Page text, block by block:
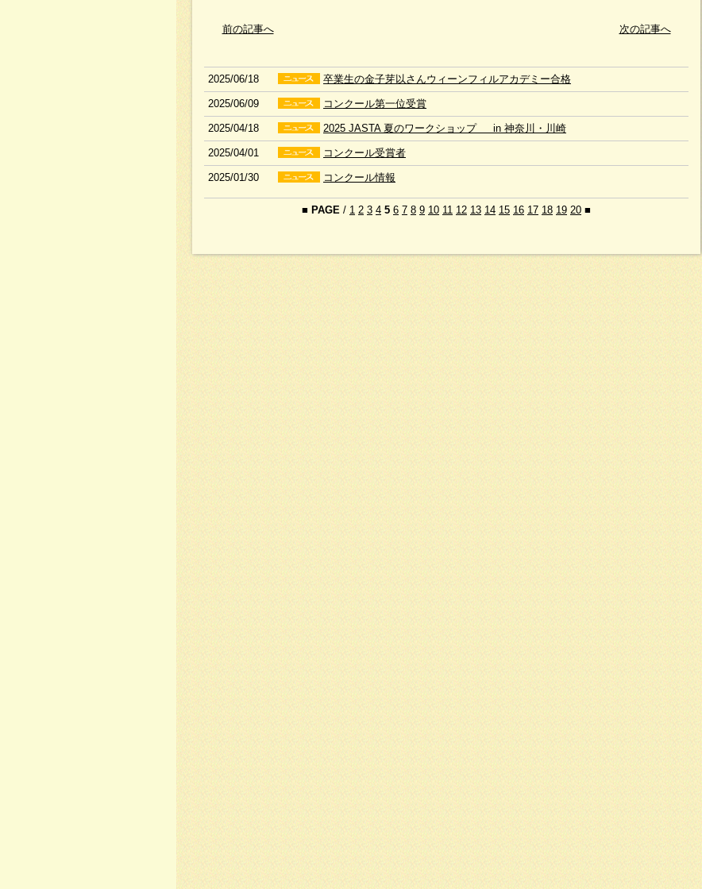
前の記事へ 次の記事へ
2025/06/18 卒業生の金子芽以さんウィーンフィルアカデミー合格
2025/06/09 コンクール第一位受賞
2025/04/18 2025 JASTA 夏のワークショップ in 神奈川・川崎
2025/04/01 コンクール受賞者
2025/01/30 コンクール情報
■ PAGE / 1 2 3 4 5 6 7 8 9 10 11 12 13 14 15 16 17 18 19 20 ■